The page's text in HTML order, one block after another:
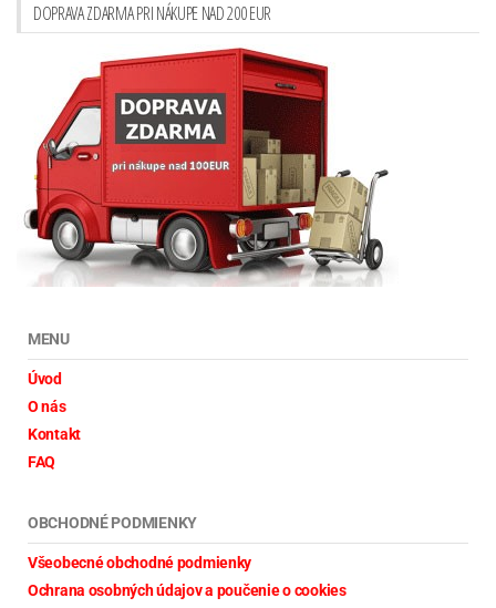
DOPRAVA ZDARMA PRI NÁKUPE NAD 200 EUR
MENU
Úvod
O nás
Kontakt
FAQ
OBCHODNÉ PODMIENKY
Všeobecné obchodné podmienky
Ochrana osobných údajov a poučenie o cookies